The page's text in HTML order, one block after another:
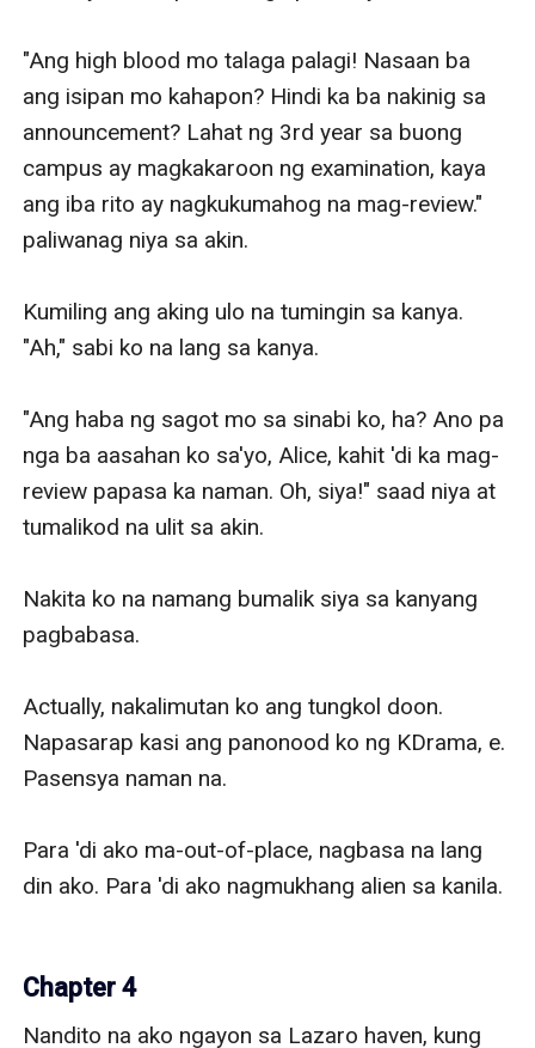
"Ang high blood mo talaga palagi! Nasaan ba
ang isipan mo kahapon? Hindi ka ba nakinig sa
announcement? Lahat ng 3rd year sa buong
campus ay magkakaroon ng examination, kaya
ang iba rito ay nagkukumahog na mag-review."
paliwanag niya sa akin.
Kumiling ang aking ulo na tumingin sa kanya.
"Ah," sabi ko na lang sa kanya.
"Ang haba ng sagot mo sa sinabi ko, ha? Ano pa
nga ba aasahan ko sa'yo, Alice, kahit 'di ka mag-
review papasa ka naman. Oh, siya!" saad niya at
tumalikod na ulit sa akin.
Nakita ko na namang bumalik siya sa kanyang
pagbabasa.
Actually, nakalimutan ko ang tungkol doon.
Napasarap kasi ang panonood ko ng KDrama, e.
Pasensya naman na.
Para 'di ako ma-out-of-place, nagbasa na lang
din ako. Para 'di ako nagmukhang alien sa kanila.
Chapter 4
Nandito na ako ngayon sa Lazaro haven, kung